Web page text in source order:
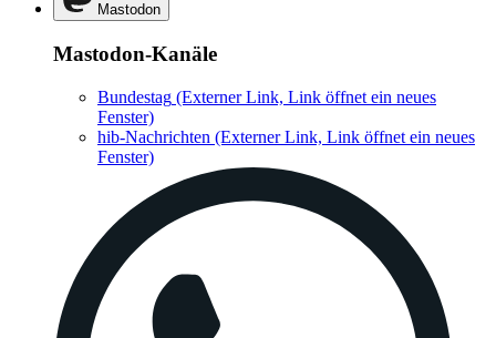
Mastodon
Mastodon-Kanäle
Bundestag (Externer Link, Link öffnet ein neues
Fenster)
hib-Nachrichten (Externer Link, Link öffnet ein neues
Fenster)